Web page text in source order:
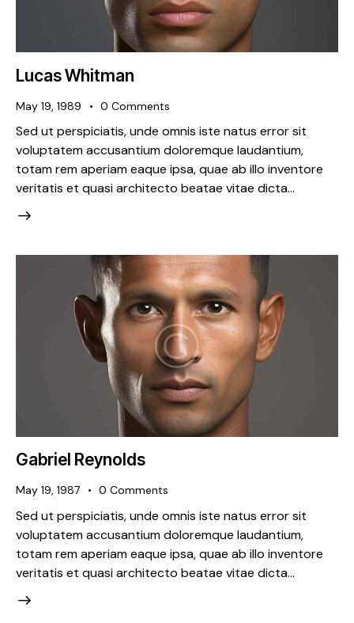
Lucas Whitman
May 19, 1989 0 Comments
Sed ut perspiciatis, unde omnis iste natus error sit
voluptatem accusantium doloremque laudantium,
totam rem aperiam eaque ipsa, quae ab illo inventore
veritatis et quasi architecto beatae vitae dicta…
Gabriel Reynolds
May 19, 1987 0 Comments
Sed ut perspiciatis, unde omnis iste natus error sit
voluptatem accusantium doloremque laudantium,
totam rem aperiam eaque ipsa, quae ab illo inventore
veritatis et quasi architecto beatae vitae dicta…